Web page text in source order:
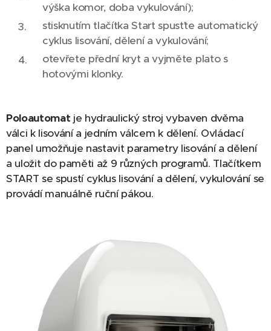
výška komor, doba vykulování);
stisknutím tlačítka Start spusťte automatický
cyklus lisování, dělení a vykulování;
otevřete přední kryt a vyjměte plato s
hotovými klonky.
Poloautomatje hydraulický stroj vybaven dvěma
válci k lisování a jedním válcem k dělení. Ovládací
panel umožňuje nastavit parametry lisování a dělení
a uložit do paměti až 9 různých programů. Tlačítkem
START se spustí cyklus lisování a dělení, vykulování se
provádí manuálně ruční pákou.